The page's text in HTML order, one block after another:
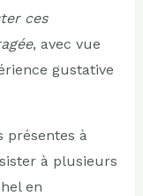
ces
, avec vue
gustative
présentes à
à plusieurs
en